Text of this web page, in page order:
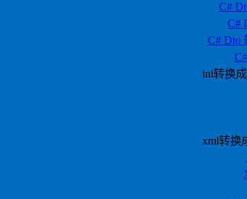
C#
C#
C# Dto
ini转换
xml转换